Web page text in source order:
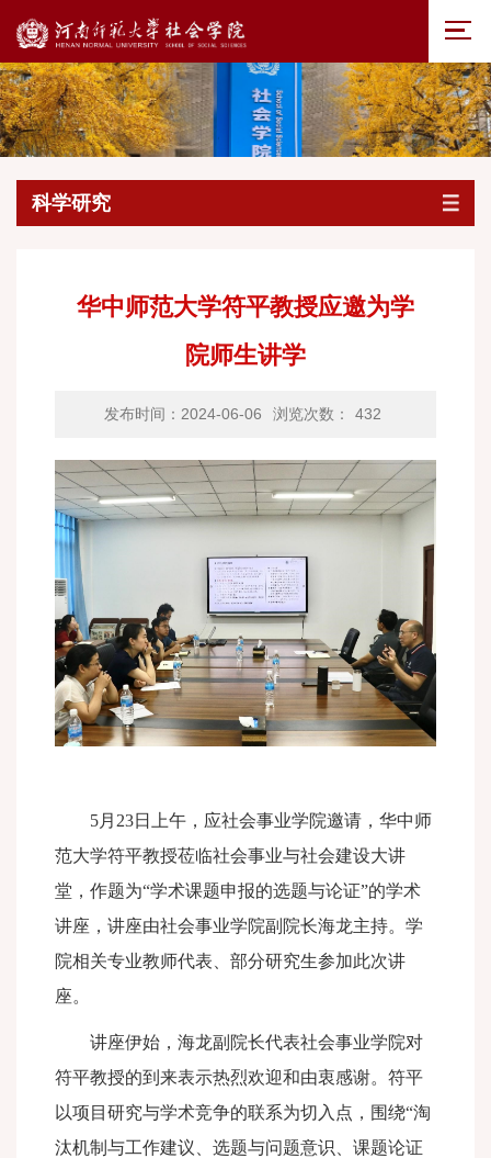
科学研究
华中师范大学符平教授应邀为学
院师生讲学
发布时间：2024-06-06 浏览次数： 432
5月 23日上午，应社会事业学院邀请，华中师
范大学符平教授莅临社会事业与社会建设大讲
堂，作题为“学术课题申报的选题与论证”的学术
讲座，讲座由社会事业学院副院长海龙主持。学
院相关专业教师代表、部分研究生参加此次讲
座。
讲座伊始，海龙副院长代表社会事业学院对
符平教授的到来表示热烈欢迎和由衷感谢。符平
以项目研究与学术竞争的联系为切入点，围绕“淘
汰机制与工作建议、选题与问题意识、课题论证